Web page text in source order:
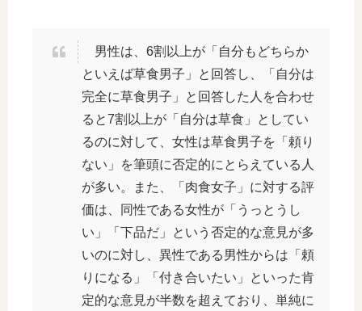
男性は、6割以上が「自分もどちらか
といえば草食男子」と回答し、「自分は
完全に草食男子」と回答した人を合わせ
ると7割以上が「自分は草食」としてい
るのに対して、女性は草食男子を「頼り
ない」を筆頭に否定的にとらえている人
が多い。また、「肉食女子」に対する評
価は、同性である女性が「うっとうし
い」「下品だ」という否定的な意見が多
いのに対し、異性である男性からは「頼
りになる」「付き合いたい」といった肯
定的な意見が半数を超えており、単純に